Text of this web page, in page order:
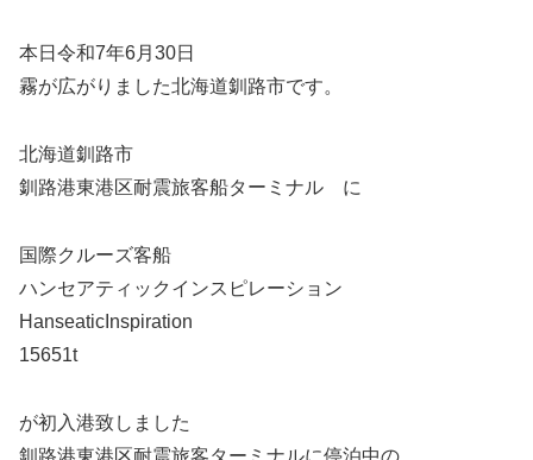
本日令和7年6月30日
霧が広がりました北海道釧路市です。
北海道釧路市
釧路港東港区耐震旅客船ターミナル に
国際クルーズ客船
ハンセアティックインスピレーション
HanseaticInspiration
15651t
が初入港致しました
釧路港東港区耐震旅客ターミナルに停泊中の